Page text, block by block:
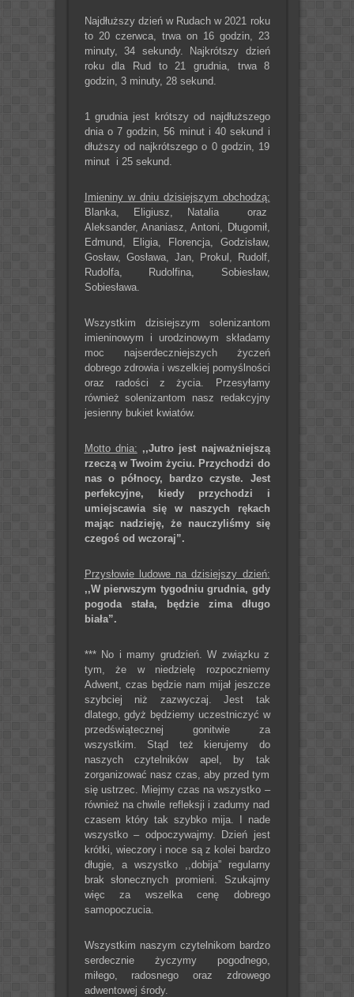
Najdłuższy dzień w Rudach w 2021 roku
to 20 czerwca, trwa on 16 godzin, 23
minuty, 34 sekundy. Najkrótszy dzień
roku dla Rud to 21 grudnia, trwa 8
godzin, 3 minuty, 28 sekund.
1 grudnia jest krótszy od najdłuższego
dnia o 7 godzin, 56 minut i 40 sekund i
dłuższy od najkrótszego o 0 godzin, 19
minut i 25 sekund.
Imieniny w dniu dzisiejszym obchodzą:
Blanka, Eligiusz, Natalia oraz
Aleksander, Ananiasz, Antoni, Długomił,
Edmund, Eligia, Florencja, Godzisław,
Gosław, Gosława, Jan, Prokul, Rudolf,
Rudolfa, Rudolfina, Sobiesław,
Sobiesława.
Wszystkim dzisiejszym solenizantom
imieninowym i urodzinowym składamy
moc najserdeczniejszych życzeń
dobrego zdrowia i wszelkiej pomyślności
oraz radości z życia. Przesyłamy
również solenizantom nasz redakcyjny
jesienny bukiet kwiatów.
Motto dnia: ,,Jutro jest najważniejszą
rzeczą w Twoim życiu. Przychodzi do
nas o północy, bardzo czyste. Jest
perfekcyjne, kiedy przychodzi i
umiejscawia się w naszych rękach
mając nadzieję, że nauczyliśmy się
czegoś od wczoraj”.
Przysłowie ludowe na dzisiejszy dzień:
,,W pierwszym tygodniu grudnia, gdy
pogoda stała, będzie zima długo
biała”.
*** No i mamy grudzień. W związku z
tym, że w niedzielę rozpoczniemy
Adwent, czas będzie nam mijał jeszcze
szybciej niż zazwyczaj. Jest tak
dlatego, gdyż będziemy uczestniczyć w
przedświątecznej gonitwie za
wszystkim. Stąd też kierujemy do
naszych czytelników apel, by tak
zorganizować nasz czas, aby przed tym
się ustrzec. Miejmy czas na wszystko –
również na chwile refleksji i zadumy nad
czasem który tak szybko mija. I nade
wszystko – odpoczywajmy. Dzień jest
krótki, wieczory i noce są z kolei bardzo
długie, a wszystko ,,dobija” regularny
brak słonecznych promieni. Szukajmy
więc za wszelka cenę dobrego
samopoczucia.
Wszystkim naszym czytelnikom bardzo
serdecznie życzymy pogodnego,
miłego, radosnego oraz zdrowego
adwentowej środy.